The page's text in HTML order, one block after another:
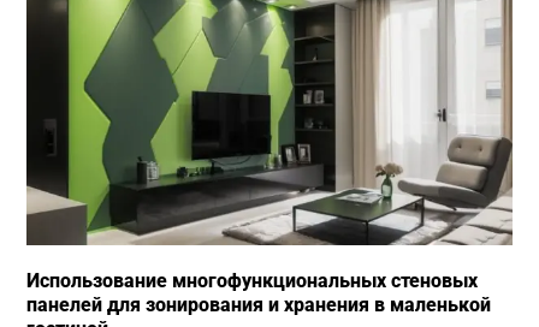
Использование многофункциональных стеновых
панелей для зонирования и хранения в маленькой